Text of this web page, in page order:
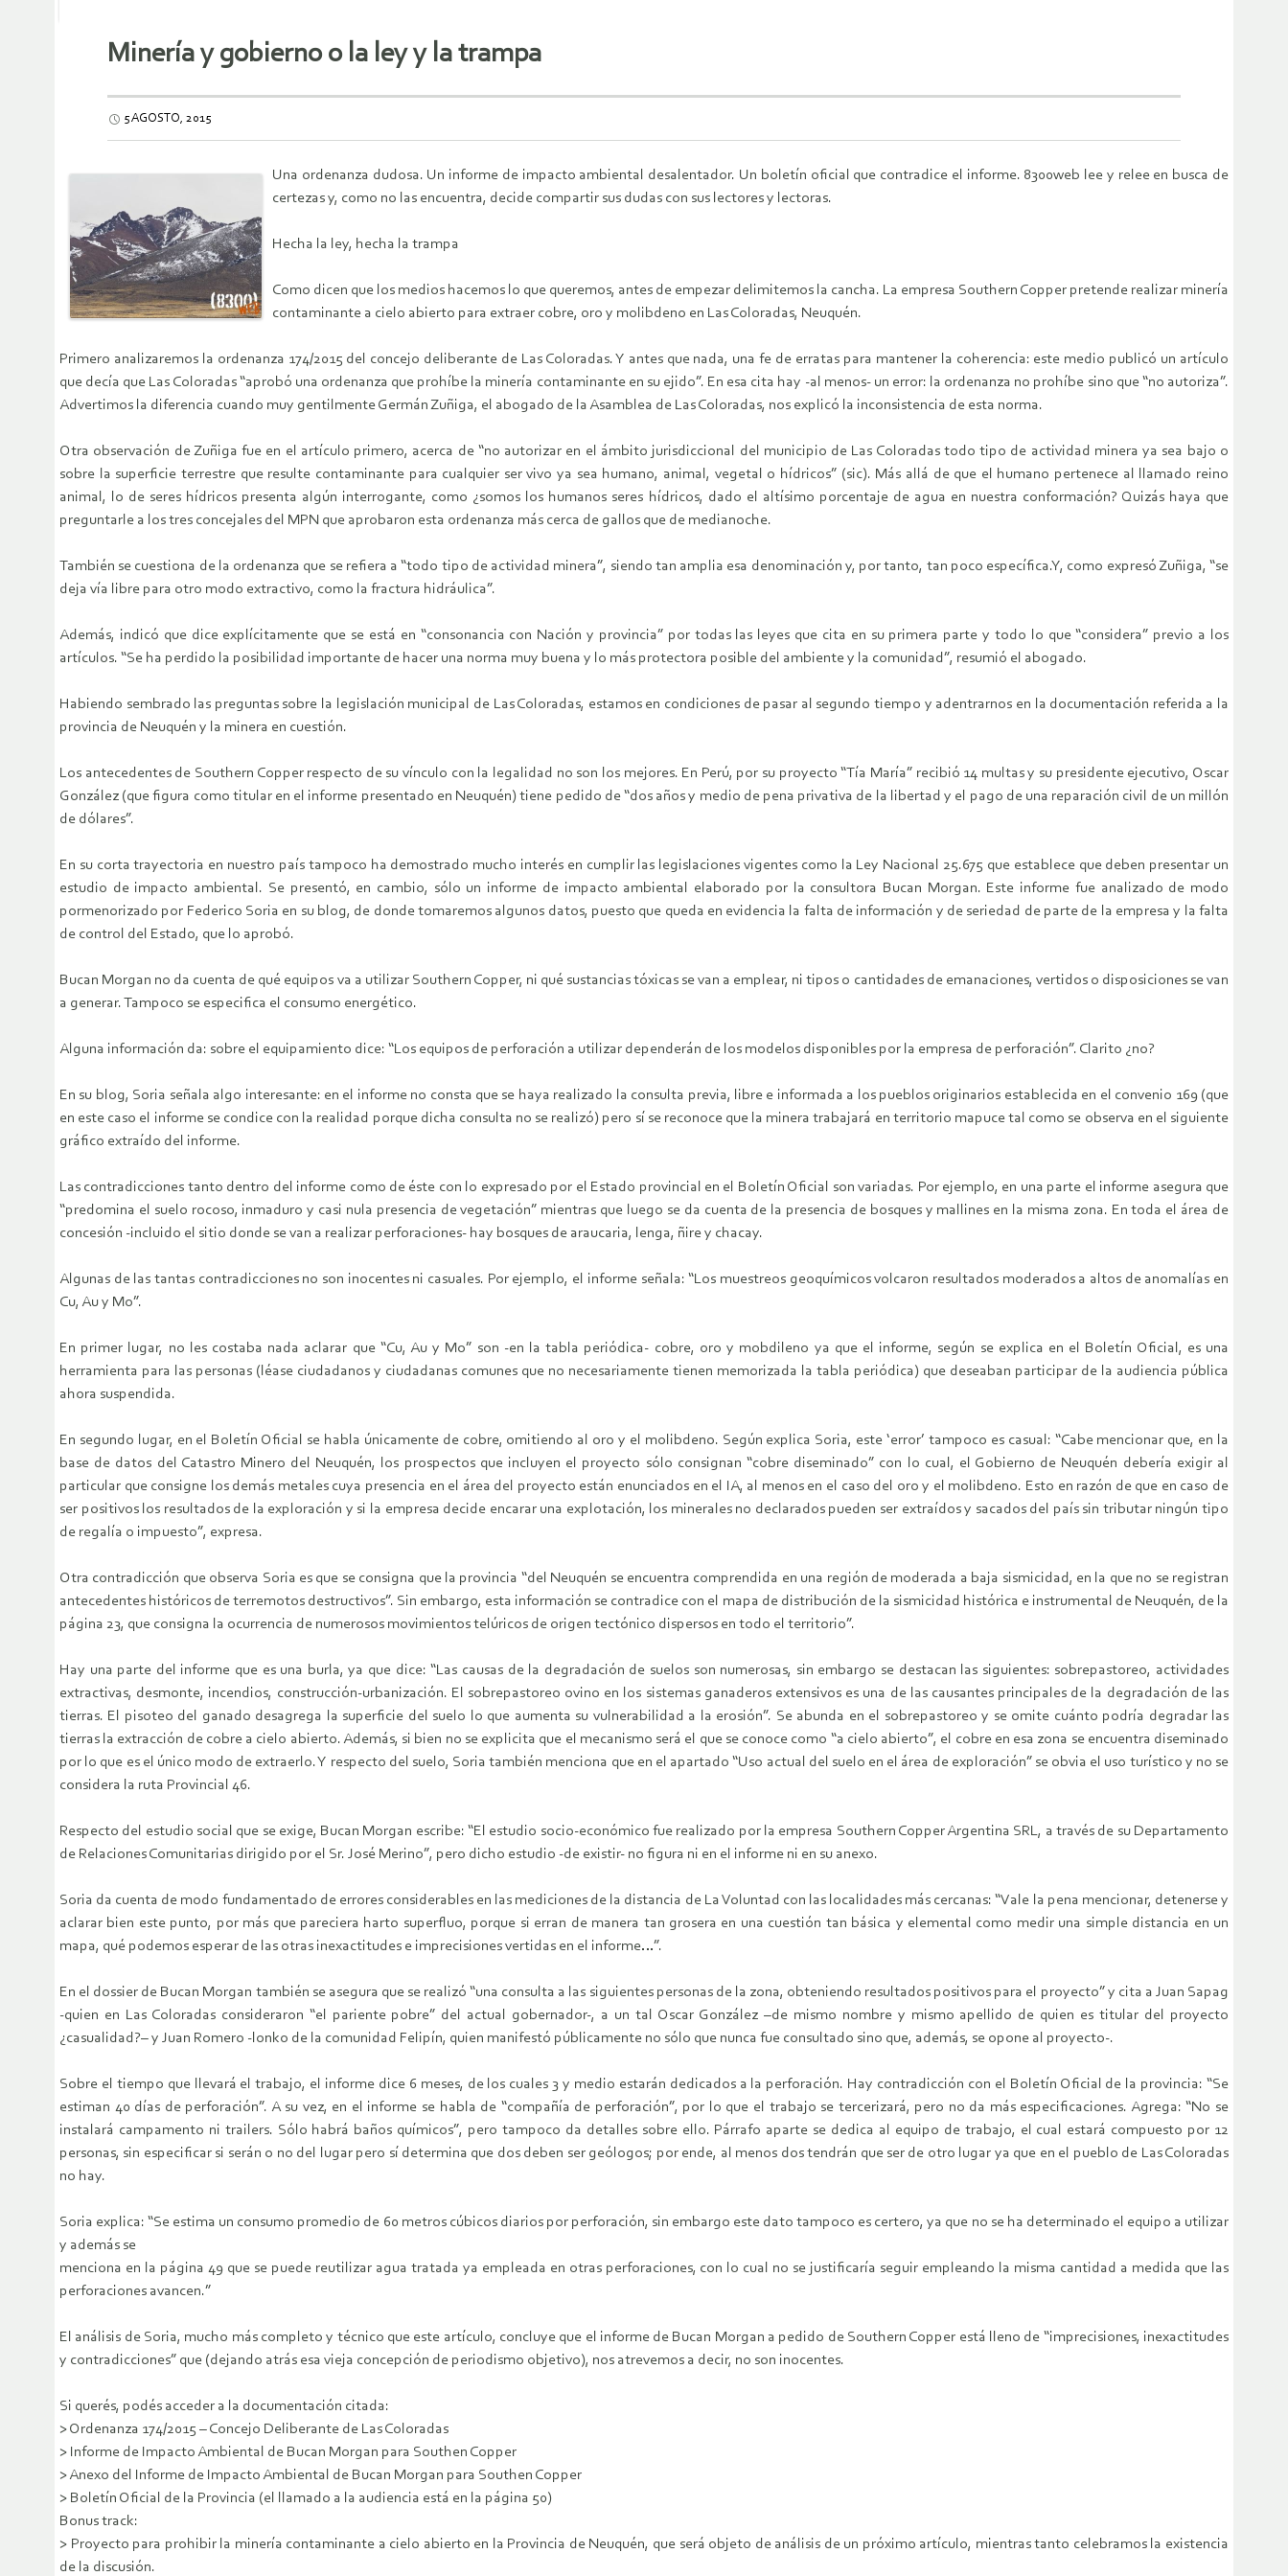
Minería y gobierno o la ley y la trampa
5 AGOSTO, 2015
Una ordenanza dudosa. Un informe de impacto ambiental desalentador. Un boletín oficial que contradice el informe. 8300web lee y relee en busca de
certezas y, como no las encuentra, decide compartir sus dudas con sus lectores y lectoras.
Hecha la ley, hecha la trampa
Como dicen que los medios hacemos lo que queremos, antes de empezar delimitemos la cancha. La empresa Southern Copper pretende realizar minería
contaminante a cielo abierto para extraer cobre, oro y molibdeno en Las Coloradas, Neuquén.
Primero analizaremos la ordenanza 174/2015 del concejo deliberante de Las Coloradas. Y antes que nada, una fe de erratas para mantener la coherencia: este medio publicó un artículo
que decía que Las Coloradas “aprobó una ordenanza que prohíbe la minería contaminante en su ejido”. En esa cita hay -al menos- un error: la ordenanza no prohíbe sino que “no autoriza”.
Advertimos la diferencia cuando muy gentilmente Germán Zuñiga, el abogado de la Asamblea de Las Coloradas, nos explicó la inconsistencia de esta norma.
Otra observación de Zuñiga fue en el artículo primero, acerca de “no autorizar en el ámbito jurisdiccional del municipio de Las Coloradas todo tipo de actividad minera ya sea bajo o
sobre la superficie terrestre que resulte contaminante para cualquier ser vivo ya sea humano, animal, vegetal o hídricos” (sic). Más allá de que el humano pertenece al llamado reino
animal, lo de seres hídricos presenta algún interrogante, como ¿somos los humanos seres hídricos, dado el altísimo porcentaje de agua en nuestra conformación? Quizás haya que
preguntarle a los tres concejales del MPN que aprobaron esta ordenanza más cerca de gallos que de medianoche.
También se cuestiona de la ordenanza que se refiera a “todo tipo de actividad minera”, siendo tan amplia esa denominación y, por tanto, tan poco específica.Y, como expresó Zuñiga, “se
deja vía libre para otro modo extractivo, como la fractura hidráulica”.
Además, indicó que dice explícitamente que se está en “consonancia con Nación y provincia” por todas las leyes que cita en su primera parte y todo lo que “considera” previo a los
artículos. “Se ha perdido la posibilidad importante de hacer una norma muy buena y lo más protectora posible del ambiente y la comunidad”, resumió el abogado.
Habiendo sembrado las preguntas sobre la legislación municipal de Las Coloradas, estamos en condiciones de pasar al segundo tiempo y adentrarnos en la documentación referida a la
provincia de Neuquén y la minera en cuestión.
Los antecedentes de Southern Copper respecto de su vínculo con la legalidad no son los mejores. En Perú, por su proyecto “Tía María” recibió 14 multas y su presidente ejecutivo, Oscar
González (que figura como titular en el informe presentado en Neuquén) tiene pedido de “dos años y medio de pena privativa de la libertad y el pago de una reparación civil de un millón
de dólares”.
En su corta trayectoria en nuestro país tampoco ha demostrado mucho interés en cumplir las legislaciones vigentes como la Ley Nacional 25.675 que establece que deben presentar un
estudio de impacto ambiental. Se presentó, en cambio, sólo un informe de impacto ambiental elaborado por la consultora Bucan Morgan. Este informe fue analizado de modo
pormenorizado por Federico Soria en su blog, de donde tomaremos algunos datos, puesto que queda en evidencia la falta de información y de seriedad de parte de la empresa y la falta
de control del Estado, que lo aprobó.
Bucan Morgan no da cuenta de qué equipos va a utilizar Southern Copper, ni qué sustancias tóxicas se van a emplear, ni tipos o cantidades de emanaciones, vertidos o disposiciones se van
a generar. Tampoco se especifica el consumo energético.
Alguna información da: sobre el equipamiento dice: “Los equipos de perforación a utilizar dependerán de los modelos disponibles por la empresa de perforación”. Clarito ¿no?
En su blog, Soria señala algo interesante: en el informe no consta que se haya realizado la consulta previa, libre e informada a los pueblos originarios establecida en el convenio 169 (que
en este caso el informe se condice con la realidad porque dicha consulta no se realizó) pero sí se reconoce que la minera trabajará en territorio mapuce tal como se observa en el siguiente
gráfico extraído del informe.
Las contradicciones tanto dentro del informe como de éste con lo expresado por el Estado provincial en el Boletín Oficial son variadas. Por ejemplo, en una parte el informe asegura que
“predomina el suelo rocoso, inmaduro y casi nula presencia de vegetación” mientras que luego se da cuenta de la presencia de bosques y mallines en la misma zona. En toda el área de
concesión -incluido el sitio donde se van a realizar perforaciones- hay bosques de araucaria, lenga, ñire y chacay.
Algunas de las tantas contradicciones no son inocentes ni casuales. Por ejemplo, el informe señala: “Los muestreos geoquímicos volcaron resultados moderados a altos de anomalías en
Cu, Au y Mo”.
En primer lugar, no les costaba nada aclarar que “Cu, Au y Mo” son -en la tabla periódica- cobre, oro y mobdileno ya que el informe, según se explica en el Boletín Oficial, es una
herramienta para las personas (léase ciudadanos y ciudadanas comunes que no necesariamente tienen memorizada la tabla periódica) que deseaban participar de la audiencia pública
ahora suspendida.
En segundo lugar, en el Boletín Oficial se habla únicamente de cobre, omitiendo al oro y el molibdeno. Según explica Soria, este ‘error’ tampoco es casual: “Cabe mencionar que, en la
base de datos del Catastro Minero del Neuquén, los prospectos que incluyen el proyecto sólo consignan “cobre diseminado” con lo cual, el Gobierno de Neuquén debería exigir al
particular que consigne los demás metales cuya presencia en el área del proyecto están enunciados en el IA, al menos en el caso del oro y el molibdeno. Esto en razón de que en caso de
ser positivos los resultados de la exploración y si la empresa decide encarar una explotación, los minerales no declarados pueden ser extraídos y sacados del país sin tributar ningún tipo
de regalía o impuesto”, expresa.
Otra contradicción que observa Soria es que se consigna que la provincia “del Neuquén se encuentra comprendida en una región de moderada a baja sismicidad, en la que no se registran
antecedentes históricos de terremotos destructivos”. Sin embargo, esta información se contradice con el mapa de distribución de la sismicidad histórica e instrumental de Neuquén, de la
página 23, que consigna la ocurrencia de numerosos movimientos telúricos de origen tectónico dispersos en todo el territorio”.
Hay una parte del informe que es una burla, ya que dice: “Las causas de la degradación de suelos son numerosas, sin embargo se destacan las siguientes: sobrepastoreo, actividades
extractivas, desmonte, incendios, construcción-urbanización. El sobrepastoreo ovino en los sistemas ganaderos extensivos es una de las causantes principales de la degradación de las
tierras. El pisoteo del ganado desagrega la superficie del suelo lo que aumenta su vulnerabilidad a la erosión”. Se abunda en el sobrepastoreo y se omite cuánto podría degradar las
tierras la extracción de cobre a cielo abierto. Además, si bien no se explicita que el mecanismo será el que se conoce como “a cielo abierto”, el cobre en esa zona se encuentra diseminado
por lo que es el único modo de extraerlo. Y respecto del suelo, Soria también menciona que en el apartado “Uso actual del suelo en el área de exploración” se obvia el uso turístico y no se
considera la ruta Provincial 46.
Respecto del estudio social que se exige, Bucan Morgan escribe: “El estudio socio-económico fue realizado por la empresa Southern Copper Argentina SRL, a través de su Departamento
de Relaciones Comunitarias dirigido por el Sr. José Merino”, pero dicho estudio -de existir- no figura ni en el informe ni en su anexo.
Soria da cuenta de modo fundamentado de errores considerables en las mediciones de la distancia de La Voluntad con las localidades más cercanas: “Vale la pena mencionar, detenerse y
aclarar bien este punto, por más que pareciera harto superfluo, porque si erran de manera tan grosera en una cuestión tan básica y elemental como medir una simple distancia en un
mapa, qué podemos esperar de las otras inexactitudes e imprecisiones vertidas en el informe…”.
En el dossier de Bucan Morgan también se asegura que se realizó “una consulta a las siguientes personas de la zona, obteniendo resultados positivos para el proyecto” y cita a Juan Sapag
-quien en Las Coloradas consideraron “el pariente pobre” del actual gobernador-, a un tal Oscar González –de mismo nombre y mismo apellido de quien es titular del proyecto
¿casualidad?– y Juan Romero -lonko de la comunidad Felipín, quien manifestó públicamente no sólo que nunca fue consultado sino que, además, se opone al proyecto-.
Sobre el tiempo que llevará el trabajo, el informe dice 6 meses, de los cuales 3 y medio estarán dedicados a la perforación. Hay contradicción con el Boletín Oficial de la provincia: “Se
estiman 40 días de perforación”. A su vez, en el informe se habla de “compañía de perforación”, por lo que el trabajo se tercerizará, pero no da más especificaciones. Agrega: “No se
instalará campamento ni trailers. Sólo habrá baños químicos”, pero tampoco da detalles sobre ello. Párrafo aparte se dedica al equipo de trabajo, el cual estará compuesto por 12
personas, sin especificar si serán o no del lugar pero sí determina que dos deben ser geólogos; por ende, al menos dos tendrán que ser de otro lugar ya que en el pueblo de Las Coloradas
no hay.
Soria explica: “Se estima un consumo promedio de 60 metros cúbicos diarios por perforación, sin embargo este dato tampoco es certero, ya que no se ha determinado el equipo a utilizar
y además se
menciona en la página 49 que se puede reutilizar agua tratada ya empleada en otras perforaciones, con lo cual no se justificaría seguir empleando la misma cantidad a medida que las
perforaciones avancen.”
El análisis de Soria, mucho más completo y técnico que este artículo, concluye que el informe de Bucan Morgan a pedido de Southern Copper está lleno de “imprecisiones, inexactitudes
y contradicciones” que (dejando atrás esa vieja concepción de periodismo objetivo), nos atrevemos a decir, no son inocentes.
Si querés, podés acceder a la documentación citada:
> Ordenanza 174/2015 – Concejo Deliberante de Las Coloradas
> Informe de Impacto Ambiental de Bucan Morgan para Southen Copper
> Anexo del Informe de Impacto Ambiental de Bucan Morgan para Southen Copper
> Boletín Oficial de la Provincia (el llamado a la audiencia está en la página 50)
Bonus track:
> Proyecto para prohibir la minería contaminante a cielo abierto en la Provincia de Neuquén, que será objeto de análisis de un próximo artículo, mientras tanto celebramos la existencia
de la discusión.